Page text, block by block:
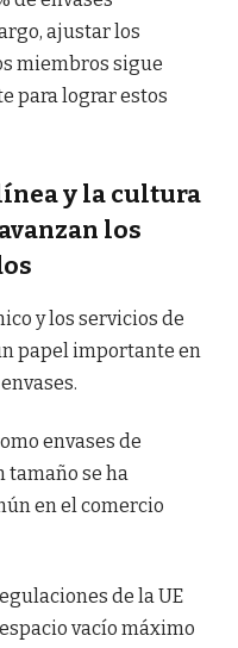
ajustar los
miembros sigue
para lograr estos
y la cultura
los
y los servicios de
papel importante en
envases de
tamaño se ha
en el comercio
de la UE
vacío máximo